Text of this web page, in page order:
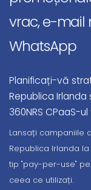
vrac, e-mail
WhatsApp
Planificați-vă
Republica
360NRS CPaaS-
Lansați campaniile
Republica Irlanda
tip "pay-per-use"
ceea ce utilizați.